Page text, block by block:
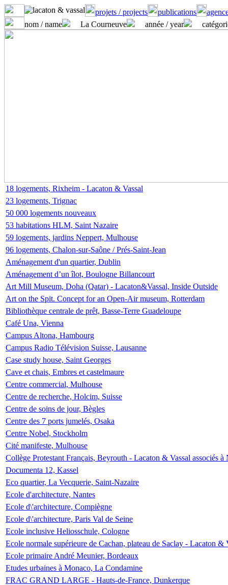
projets / projects publications
nom / name
La Courneuve année / year
18 logements, Rixheim - Lacaton & Vassal
23 logements, Trignac
50 000 logements nouveaux
53 habitations HLM, Saint Nazaire
59 logements, jardins Neppert, Mulhouse
96 logements, Chalon-sur-Saône / Prés-Saint-Jean
Aménagement d'un quartier, Dublin
Aménagement d’un îlot, Boulogne Billancourt
Art Mill Museum, Doha (Qatar) - Lacaton&Vassal, Inside Outside
Art on the Spit. Concept for an Open-Air museum, Rotterdam
Bibliothèque centrale de prêt, Basse-Terre Guadeloupe
Café Una, Vienna
Campus Altona, Hambourg
Campus Radio Télévision Suisse, Lausanne
Case study house, Saint Georges
Cave et chais, Embres et castelmaure
Centre commercial, Mulhouse
Centre de recherche, Holcim, Suisse
Centre de soins de jour, Bègles
Centre des 7 ports jumelés, Osaka
Centre Nobel, Stockholm
Cité manifeste, Mulhouse
Collège Protestant Français, Beyrouth - Lacaton & Vassal associés
Documenta 12, Kassel
Eco quartier, La Vecquerie, Saint-Nazaire
Ecole d'architecture, Nantes
Ecole d\'architecture, Compiègne
Ecole d\'architecture, Paris Val de Seine
Ecole inclusive Heliosschule, Cologne
Ecole normale supérieure de Cachan, plateau de Saclay - Lacaton &
Ecole primaire André Meunier, Bordeaux
Etudes urbaines à Monaco, La Condamine
FRAC GRAND LARGE - Hauts-de-France, Dunkerque